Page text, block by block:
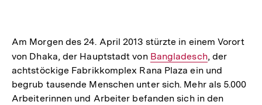
Am Morgen des 24. April 2013 stürzte in einem Vorort
von Dhaka, der Hauptstadt von Interner
Link:
Bangladesch, der
achtstöckige Fabrikkomplex Rana Plaza ein und
begrub tausende Menschen unter sich. Mehr als 5.000
Arbeiterinnen und Arbeiter befanden sich in den